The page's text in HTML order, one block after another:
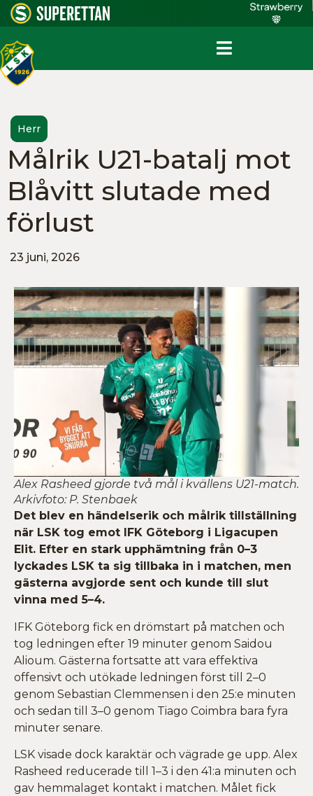
Herr
Målrik U21-batalj mot
Blåvitt slutade med
förlust
23 juni, 2026
Alex Rasheed gjorde två mål i kvällens U21-match.
Arkivfoto: P. Stenbaek
Det blev en händelserik och målrik tillställning
när LSK tog emot IFK Göteborg i Ligacupen
Elit. Efter en stark upphämtning från 0–3
lyckades LSK ta sig tillbaka in i matchen, men
gästerna avgjorde sent och kunde till slut
vinna med 5–4.
IFK Göteborg fick en drömstart på matchen och
tog ledningen efter 19 minuter genom Saidou
Alioum. Gästerna fortsatte att vara effektiva
offensivt och utökade ledningen först till 2–0
genom Sebastian Clemmensen i den 25:e minuten
och sedan till 3–0 genom Tiago Coimbra bara fyra
minuter senare.
LSK visade dock karaktär och vägrade ge upp. Alex
Rasheed reducerade till 1–3 i den 41:a minuten och
gav hemmalaget kontakt i matchen. Målet fick